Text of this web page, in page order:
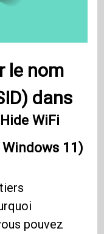
le nom
dans
WiFi
11)
pouvez